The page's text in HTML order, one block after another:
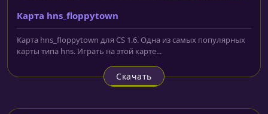
Карта hns_floppytown
Карта hns_floppytown для CS 1.6. Одна из самых популярных
карты типа hns. Играть на этой карте...
Скачать